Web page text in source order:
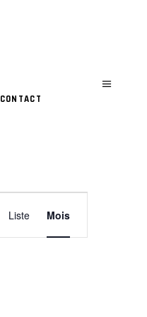
CONTACT
N
A
Liste Mois